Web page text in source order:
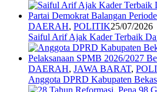
DAERAH, POLITIK25/07/2026
Saiful Arif Ajak Kader Terbaik
DAERAH, JAWA BARAT,
Anggota DPRD Kabupaten